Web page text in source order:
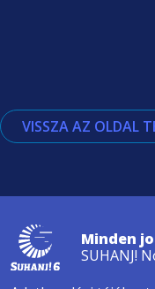
VISSZA AZ OLDAL
Minden
SUHANJ!